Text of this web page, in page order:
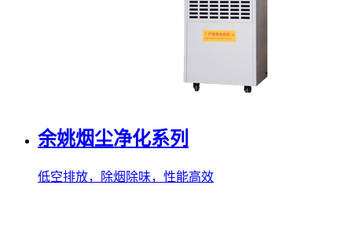
余姚烟尘净化系列
低空排放，除烟除味，性能高效